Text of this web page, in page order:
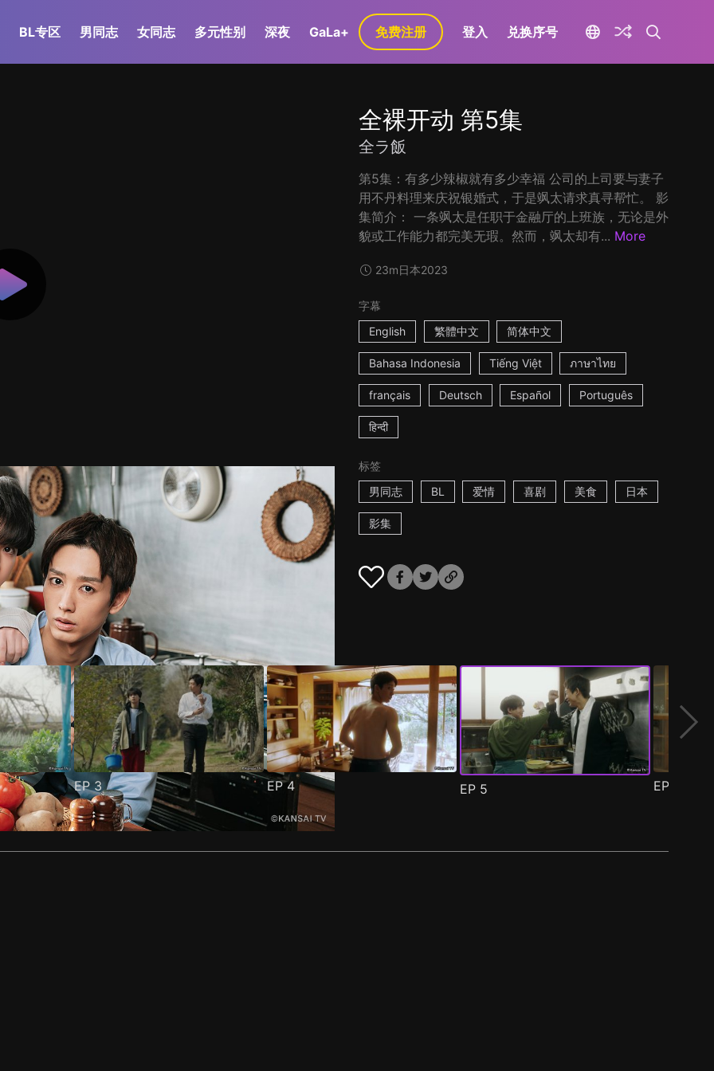
BL专区 男同志 女同志 多元性别 深夜 GaLa+ 免费注册 登入 兑换序号
全裸开动 第5集
全ラ飯
第5集：有多少辣椒就有多少幸福 公司的上司要与妻子
用不丹料理来庆祝银婚式，于是飒太请求真寻帮忙。 影
集简介： 一条飒太是任职于金融厅的上班族，无论是外
貌或工作能力都完美无瑕。然而，飒太却有... More
23m日本2023
字幕
English
繁體中文 简体中文
Bahasa Indonesia Tiếng Việt ภาษาไทย
français Deutsch Español Português
हिन्दी
标签
男同志
BL 爱情 喜剧 美食 日本
影集
EP3 EP4 EP 5 EP